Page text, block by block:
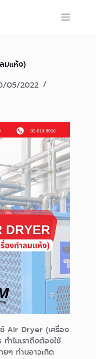
มแห้ง)
05/2022
ช้ Air Dryer (เครื่อง
ำไมเราถึงต้องใช้
ๆ ท่านอาจเกิด